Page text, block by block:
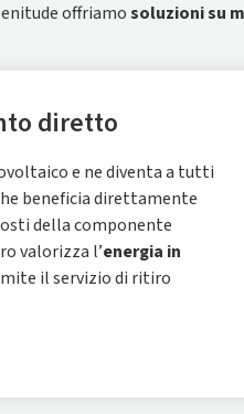
offriamosoluzioni su
diretto
e ne diventa a tutti
beneficia direttamente
della componente
valorizza l’energia in
il servizio di ritiro